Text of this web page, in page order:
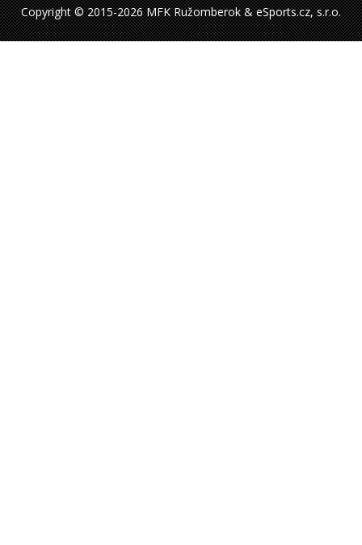
Copyright © 2015-2026 MFK Ružomberok & eSports.cz, s.r.o.